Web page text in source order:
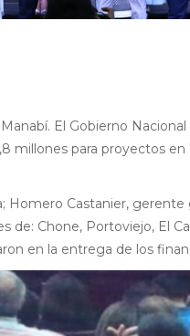
El Gobierno
millones para proyectos
Homero Castanier,
de: Chone, Portoviejo, El
en la entrega de los